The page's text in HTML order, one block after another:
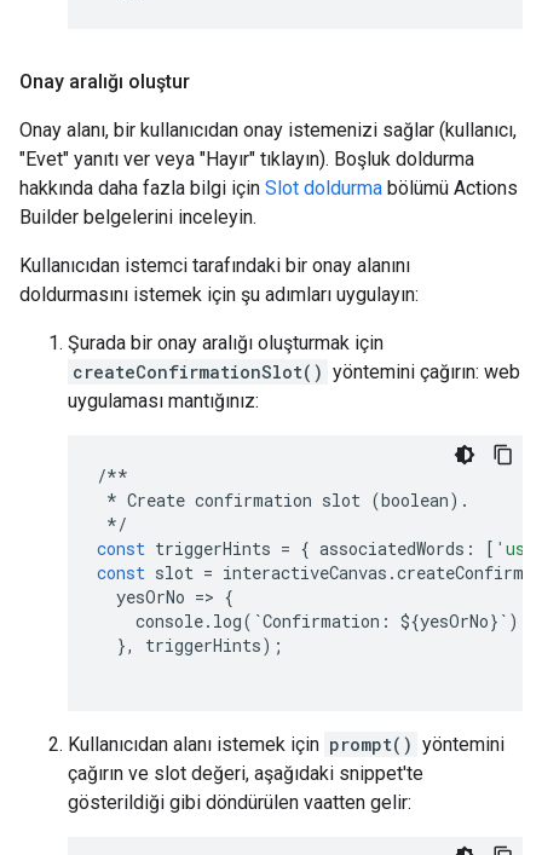
Onay aralığı oluştur
Onay alanı, bir kullanıcıdan onay istemenizi sağlar (kullanıcı,
"Evet" yanıtı ver veya "Hayır" tıklayın). Boşluk doldurma
hakkında daha fazla bilgi için Slot doldurma bölümü Actions
Builder belgelerini inceleyin.
Kullanıcıdan istemci tarafındaki bir onay alanını
doldurmasını istemek için şu adımları uygulayın:
Şurada bir onay aralığı oluşturmak için
createConfirmationSlot() yöntemini çağırın: web
uygulaması mantığınız:
/**
* Create confirmation slot (boolean) .
*/
const triggerHints = { associatedWords : [
const slot = interactiveCanvas .
yesOrNo => {
console. log( `Confirmation : ${yesOrNo} ` );
},
triggerHints);
Kullanıcıdan alanı istemek için prompt() yöntemini
çağırın ve slot değeri, aşağıdaki snippet'te
gösterildiği gibi döndürülen vaatten gelir: